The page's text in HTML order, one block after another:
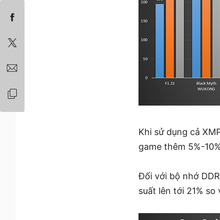
Khi sử dụng cả
game thêm 5%-
Đối với bộ nhớ
suất lên tới 21%